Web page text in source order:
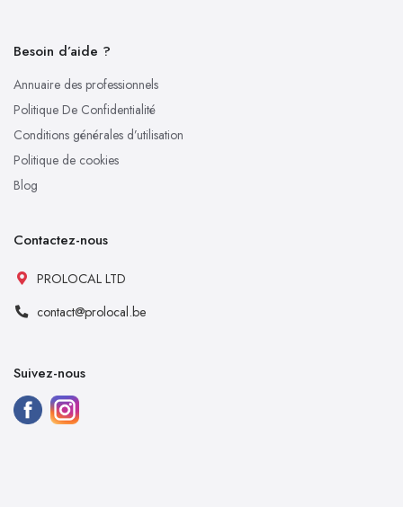
Besoin d’aide ?
Annuaire des professionnels
Politique De Confidentialité
Conditions générales d’utilisation
Politique de cookies
Blog
Contactez-nous
PROLOCAL LTD
contact@prolocal.be
Suivez-nous